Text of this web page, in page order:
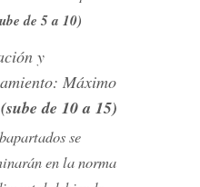
de 5 a 10)
y
Máximo
(sube de 10 a 15)
se
en la norma